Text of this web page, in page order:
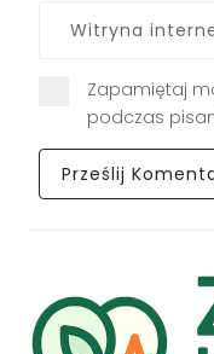
Zapamiętaj
podczas